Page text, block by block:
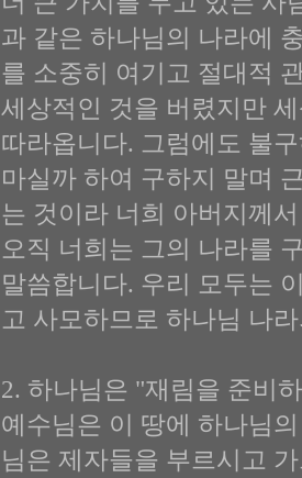
과 같은 하나님의 나라에
를 소중히 여기고 절대적
세상적인 것을 버렸지만
따라옵니다. 그럼에도 불
마실까 하여 구하지 말며
는 것이라 너희 아버지께
오직 너희는 그의 나라를
말씀합니다. 우리 모두는
고 사모하므로 하나님 나
2. 하나님은 "재림을 준비
예수님은 이 땅에 하나님
님은 제자들을 부르시고